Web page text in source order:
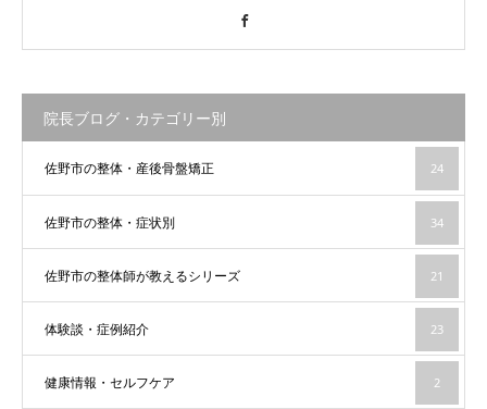
院長ブログ・カテゴリー別
佐野市の整体・産後骨盤矯正 24
佐野市の整体・症状別 34
佐野市の整体師が教えるシリーズ 21
体験談・症例紹介 23
健康情報・セルフケア 2